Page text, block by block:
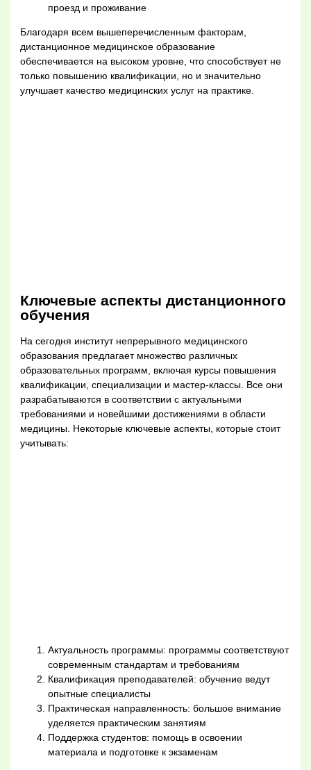
проезд и проживание
Благодаря всем вышеперечисленным факторам,
дистанционное медицинское образование
обеспечивается на высоком уровне, что способствует не
только повышению квалификации, но и значительно
улучшает качество медицинских услуг на практике.
Ключевые аспекты дистанционного
обучения
На сегодня институт непрерывного медицинского
образования предлагает множество различных
образовательных программ, включая курсы повышения
квалификации, специализации и мастер-классы. Все они
разрабатываются в соответствии с актуальными
требованиями и новейшими достижениями в области
медицины. Некоторые ключевые аспекты, которые стоит
учитывать:
Актуальность программы: программы соответствуют
современным стандартам и требованиям
Квалификация преподавателей: обучение ведут
опытные специалисты
Практическая направленность: большое внимание
уделяется практическим занятиям
Поддержка студентов: помощь в освоении
материала и подготовке к экзаменам